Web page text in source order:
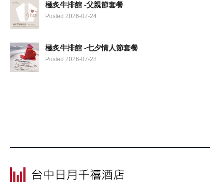
極炙牛排館 -父親節套餐
Posted 2026-07-24
極炙牛排館 -七夕情人節套餐
Posted 2026-07-28